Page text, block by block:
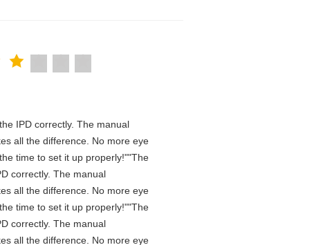
IPD correctly. The manual
all the difference. No more eye
time to set it up properly!""The
correctly. The manual
all the difference. No more eye
time to set it up properly!""The
correctly. The manual
all the difference. No more eye